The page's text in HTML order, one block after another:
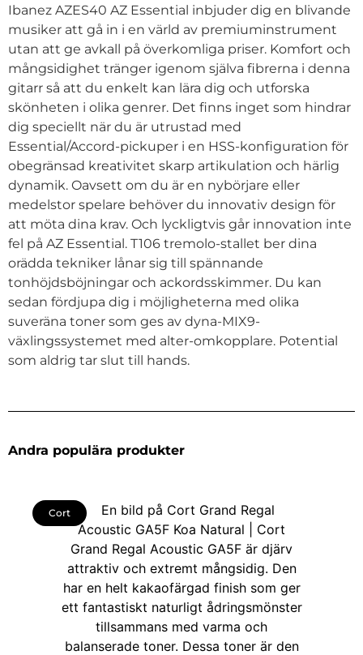
Ibanez AZES40 AZ Essential inbjuder dig en blivande
musiker att gå in i en värld av premiuminstrument
utan att ge avkall på överkomliga priser. Komfort och
mångsidighet tränger igenom själva fibrerna i denna
gitarr så att du enkelt kan lära dig och utforska
skönheten i olika genrer. Det finns inget som hindrar
dig speciellt när du är utrustad med
Essential/Accord-pickuper i en HSS-konfiguration för
obegränsad kreativitet skarp artikulation och härlig
dynamik. Oavsett om du är en nybörjare eller
medelstor spelare behöver du innovativ design för
att möta dina krav. Och lyckligtvis går innovation inte
fel på AZ Essential. T106 tremolo-stallet ber dina
orädda tekniker lånar sig till spännande
tonhöjdsböjningar och ackordsskimmer. Du kan
sedan fördjupa dig i möjligheterna med olika
suveräna toner som ges av dyna-MIX9-
växlingssystemet med alter-omkopplare. Potential
som aldrig tar slut till hands.
Andra populära produkter
Cort